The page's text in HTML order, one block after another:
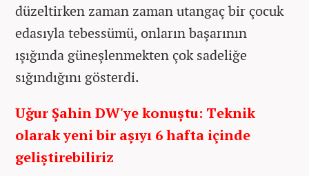
düzeltirken zaman zaman utangaç bir çocuk
edasıyla tebessümü, onların başarının
ışığında güneşlenmekten çok sadeliğe
sığındığını gösterdi.
Uğur Şahin DW'ye konuştu: Teknik
olarak yeni bir aşıyı 6 hafta içinde
geliştirebiliriz